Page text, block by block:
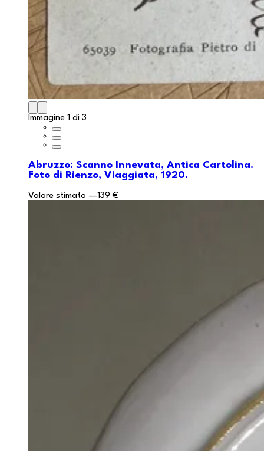
Immagine 1 di 3
Abruzzo: Scanno Innevata, Antica Cartolina.
Foto di Rienzo, Viaggiata, 1920.
Valore stimato —139 €